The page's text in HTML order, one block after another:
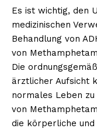
Es ist wichtig, den
medizinischen
Behandlung von
von
Die
ärztlicher Aufsicht
normales Leben
von
die körperliche und